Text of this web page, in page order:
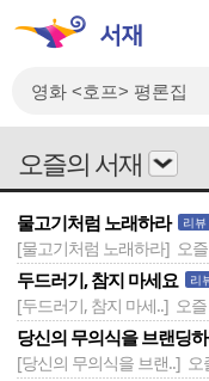
오즐의 서재
물고기처럼 노래하라 리뷰
[물고기처럼 노래하라] 오
두드러기, 참지 마세요 리
[두드러기, 참지 마세..] 오
당신의 무의식을 브랜딩
[당신의 무의식을 브랜..] 오